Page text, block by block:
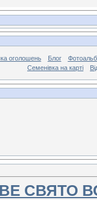
оголошень Блог
Семенівка на карті
СВЯТО